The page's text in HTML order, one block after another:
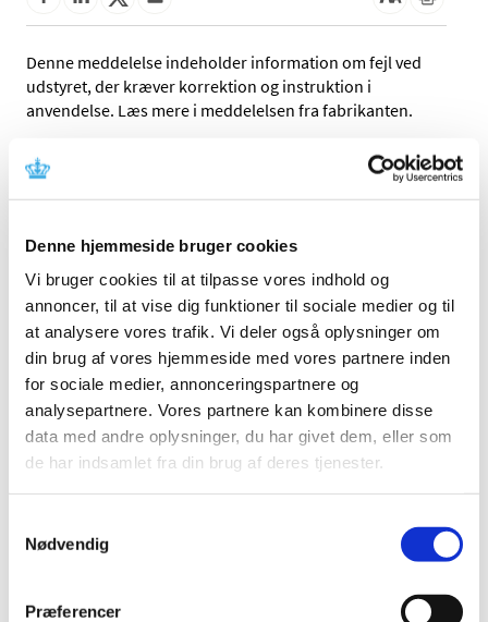
Denne hjemmeside bruger cookies
Vi bruger cookies til at tilpasse vores indhold og
annoncer, til at vise dig funktioner til sociale medier og til
at analysere vores trafik. Vi deler også oplysninger om
din brug af vores hjemmeside med vores partnere inden
for sociale medier, annonceringspartnere og
analysepartnere. Vores partnere kan kombinere disse
data med andre oplysninger, du har givet dem, eller som
de har indsamlet fra din brug af deres tjenester.
Nødvendig
Præferencer
Denne meddelelse indeholder information om fejl ved
udstyret, der kræver korrektion og instruktion i
anvendelse. Læs mere i meddelelsen fra fabrikanten.
Referencer
Fabrikant: GE Medical Systems
Fabrikantens referencenummer: FMI 12254
Lægemiddelstyrelsens sagsnummer: 2016104362
Medicinsk udstyr
Sikkerhedsmeddelelse om Innova x100